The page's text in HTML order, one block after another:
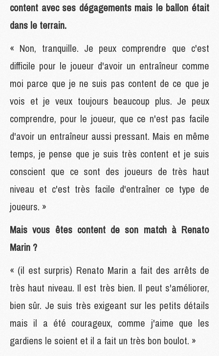
content avec ses dégagements mais le ballon était
dans le terrain.
« Non, tranquille. Je peux comprendre que c'est
difficile pour le joueur d'avoir un entraîneur comme
moi parce que je ne suis pas content de ce que je
vois et je veux toujours beaucoup plus. Je peux
comprendre, pour le joueur, que ce n'est pas facile
d'avoir un entraîneur aussi pressant. Mais en même
temps, je pense que je suis très content et je suis
conscient que ce sont des joueurs de très haut
niveau et c'est très facile d'entraîner ce type de
joueurs. »
Mais vous êtes content de son match à Renato
Marin ?
« (il est surpris) Renato Marin a fait des arrêts de
très haut niveau. Il est très bien. Il peut s'améliorer,
bien sûr. Je suis très exigeant sur les petits détails
mais il a été courageux, comme j'aime que les
gardiens le soient et il a fait un très bon boulot. »